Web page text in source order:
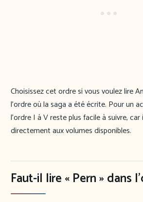
Choisissez cet ordre si vous voulez lire
l’ordre où la saga a été écrite. Pour un
l’ordre I à V reste plus facile à suivre,
directement aux volumes disponibles.
Faut-il lire « Pern » dans